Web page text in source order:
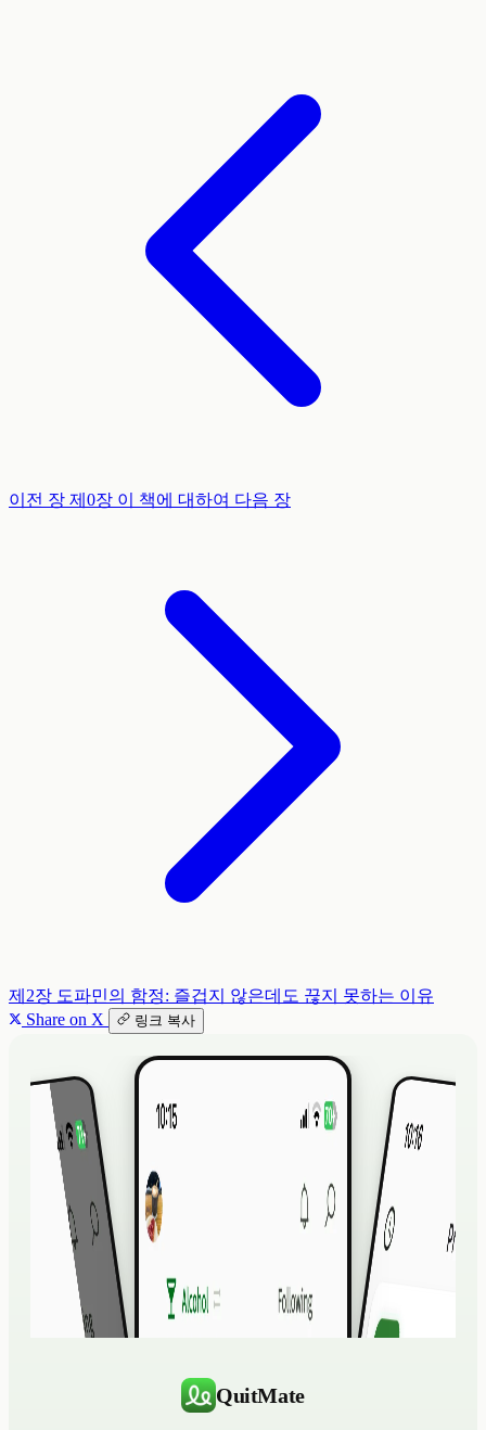
이전 장 제0장 이 책에 대하여 다음 장
제2장 도파민의 함정: 즐겁지 않은데도 끊지 못하는 이유
Share on X
링크 복사
QuitMate